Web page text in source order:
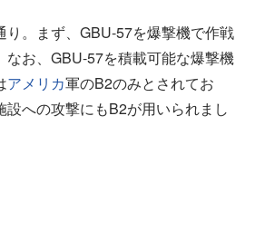
り。まず、GBU-57を爆撃機で作戦
なお、GBU-57を積載可能な爆撃機
アメリカ軍のB2のみとされてお
設への攻撃にもB2が用いられまし